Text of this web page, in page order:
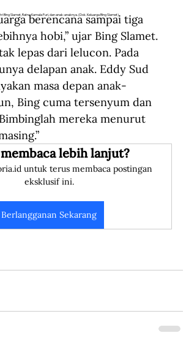
Bing Slamet, Ratna Kamala Furi, dan anak-anaknya. (Dok. Keluarga Bing Slamet).
berencana sampai tiga
hobi,” ujar Bing Slamet.
lepas dari lelucon. Pada
delapan anak. Eddy Sud
masa depan anak-
Bing cuma tersenyum dan
mereka menurut
lebih lanjut?
untuk terus membaca postingan
eksklusif ini.
Berlangganan Sekarang